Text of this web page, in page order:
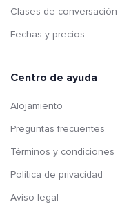
Clases de conversación
Fechas y precios
Centro de ayuda
Alojamiento
Preguntas frecuentes
Términos y condiciones
Política de privacidad
Aviso legal